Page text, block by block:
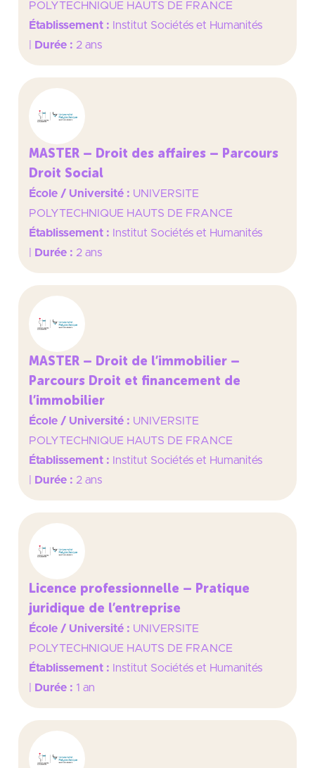
POLYTECHNIQUE HAUTS DE FRANCE
Établissement :
Institut Sociétés et Humanités
Durée : 2 ans
MASTER – Droit des affaires – Parcours
Droit Social
École / Université : UNIVERSITE
POLYTECHNIQUE HAUTS DE FRANCE
Établissement :
Institut Sociétés et Humanités
Durée : 2 ans
MASTER – Droit de l’immobilier –
Parcours Droit et financement de
l’immobilier
École / Université : UNIVERSITE
POLYTECHNIQUE HAUTS DE FRANCE
Établissement :
Institut Sociétés et Humanités
Durée : 2 ans
Licence professionnelle – Pratique
juridique de l’entreprise
École / Université : UNIVERSITE
POLYTECHNIQUE HAUTS DE FRANCE
Établissement :
Institut Sociétés et Humanités
Durée : 1 an